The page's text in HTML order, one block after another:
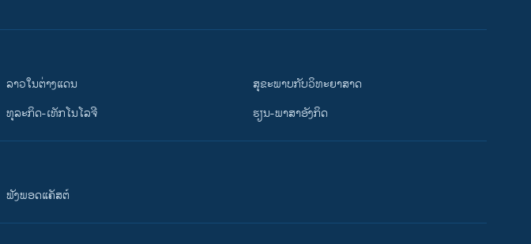
ລາວໃນຕ່າງແດນ
ທຸລະກິດ-ເທັກໂນໂລຈີ
ສຸຂະພາບກັບວິທະຍາສາດ
ຮຽນ-ພາສາອັງກິດ
ຟັງພອດແຄັສຕ໌